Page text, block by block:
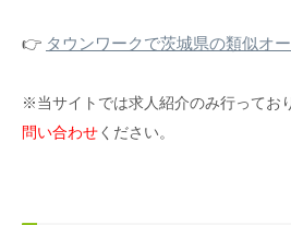
👉 タウンワークで茨城県の類似オ
※当サイトでは求人紹介のみ行ってお
問い合わせください。